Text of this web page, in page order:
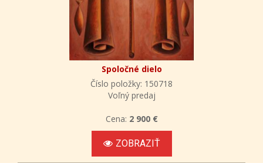
Spoločné dielo
Číslo položky: 150718
Voľný predaj
Cena: 2 900 €
ZOBRAZIŤ